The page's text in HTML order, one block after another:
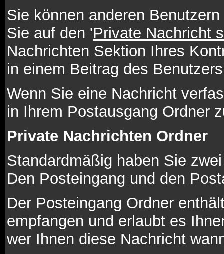
Sie können anderen
Sie auf den 'Private Nachricht
Nachrichten Sektion Ihres
in einem Beitrag des
Wenn Sie eine Nachricht
in Ihrem Postausgang Ordner
Private Nachrichten Ordner
Standardmäßig haben Sie
Den Posteingang und den
Der Posteingang Ordner
empfangen und erlaubt es
wer Ihnen diese Nachricht